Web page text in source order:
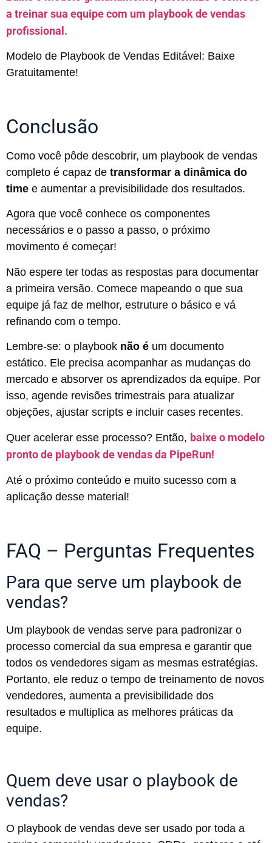
a treinar sua equipe com um playbook de vendas
profissional.
Modelo de Playbook de Vendas Editável: Baixe
Gratuitamente!
Conclusão
Como você pôde descobrir, um playbook de vendas
completo é capaz de transformar a dinâmica do
time e aumentar a previsibilidade dos resultados.
Agora que você conhece os componentes
necessários e o passo a passo, o próximo
movimento é começar!
Não espere ter todas as respostas para documentar
a primeira versão. Comece mapeando o que sua
equipe já faz de melhor, estruture o básico e vá
refinando com o tempo.
Lembre-se: o playbook não é um documento
estático. Ele precisa acompanhar as mudanças do
mercado e absorver os aprendizados da equipe. Por
isso, agende revisões trimestrais para atualizar
objeções, ajustar scripts e incluir cases recentes.
Quer acelerar esse processo? Então, baixe o modelo
pronto de playbook de vendas da PipeRun!
Até o próximo conteúdo e muito sucesso com a
aplicação desse material!
FAQ – Perguntas Frequentes
Para que serve um playbook de
vendas?
Um playbook de vendas serve para padronizar o
processo comercial da sua empresa e garantir que
todos os vendedores sigam as mesmas estratégias.
Portanto, ele reduz o tempo de treinamento de novos
vendedores, aumenta a previsibilidade dos
resultados e multiplica as melhores práticas da
equipe.
Quem deve usar o playbook de
vendas?
O playbook de vendas deve ser usado por toda a